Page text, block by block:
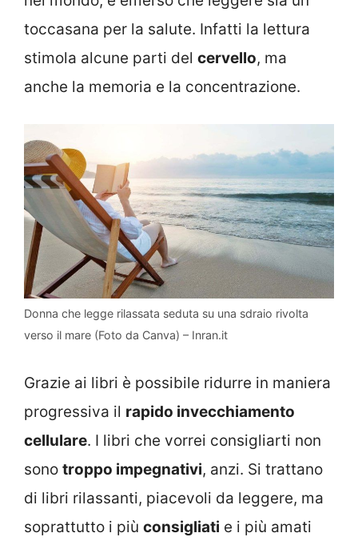
toccasana per la salute. Infatti la lettura
stimola alcune parti del cervello, ma
anche la memoria e la concentrazione.
Donna che legge rilassata seduta su una sdraio rivolta
verso il mare (Foto da Canva) – Inran.it
Grazie ai libri è possibile ridurre in maniera
progressiva il rapido invecchiamento
cellulare. I libri che vorrei consigliarti non
sono troppo impegnativi, anzi. Si trattano
di libri rilassanti, piacevoli da leggere, ma
soprattutto i più consigliati e i più amati